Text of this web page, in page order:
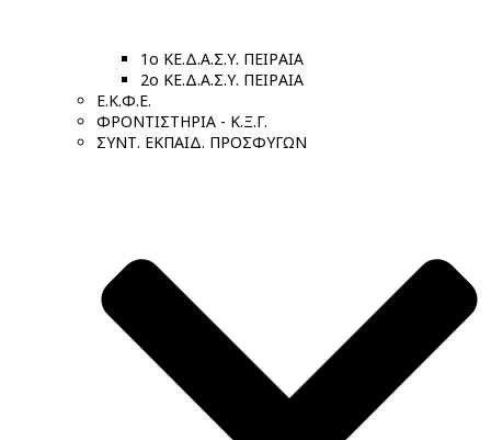
1ο ΚΕ.Δ.Α.Σ.Υ. ΠΕΙΡΑΙΑ
2ο ΚΕ.Δ.Α.Σ.Υ. ΠΕΙΡΑΙΑ
Ε.Κ.Φ.Ε.
ΦΡΟΝΤΙΣΤΗΡΙΑ - Κ.Ξ.Γ.
ΣΥΝΤ. ΕΚΠΑΙΔ. ΠΡΟΣΦΥΓΩΝ